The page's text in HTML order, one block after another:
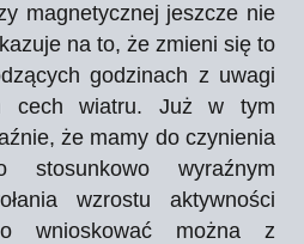
magnetycznej jeszcze nie
na to, że zmieni się to
godzinach z uwagi
cech wiatru. Już w tym
że mamy do czynienia
wyraźnym
wzrostu aktywności
wnioskować można z